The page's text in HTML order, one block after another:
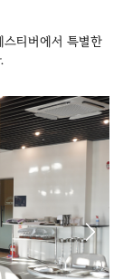
스티버에서 특별한
Next